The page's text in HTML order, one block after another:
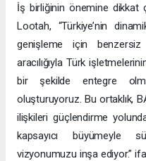
İş birliğinin önemine dikkat
Lootah, “Türkiye’nin
genişleme için
aracılığıyla Türk
bir şekilde entegre
oluşturuyoruz. Bu ortaklık,
ilişkileri güçlendirme
kapsayıcı büyümeyle
vizyonumuzu inşa ediyor.”